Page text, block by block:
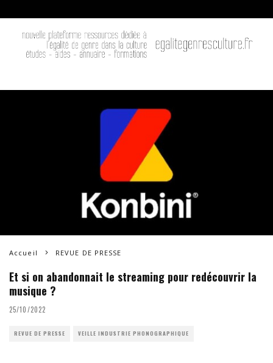
Accueil REVUE DE PRESSE
Et si on abandonnait le streaming pour redécouvrir la
musique ?
25/10/2022
REVUE DE PRESSE VEILLE INDUSTRIE PHONOGRAPHIQUE